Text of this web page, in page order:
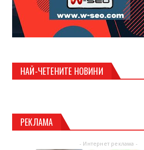
НАЙ-ЧЕТЕНИТЕ НОВИНИ
РЕКЛАМА
- Интернет реклама -